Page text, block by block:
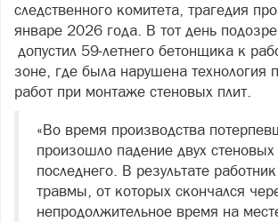
следственного комитета, трагедия
январе 2026 года. В тот день
допустил 59-летнего бетонщика к
зоне, где была нарушена технология
работ при монтаже стеновых плит.
«Во время производства
произошло падение двух стеновых
последнего. В результате
травмы, от которых скончался
непродолжительное время на